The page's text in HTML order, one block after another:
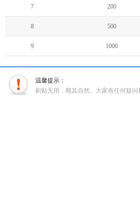
7 200
8 500
9 1000
温馨提示：
刷贴无用，顺其自然。大家有任何疑问